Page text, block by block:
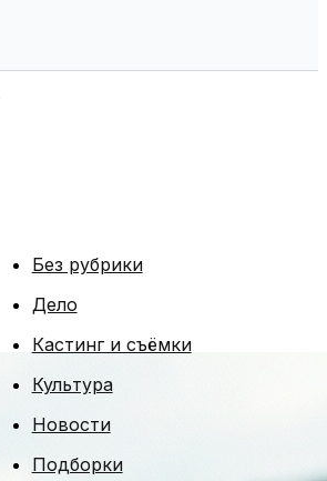
Без рубрики
Дело
Кастинг и съёмки
Культура
Новости
Подборки